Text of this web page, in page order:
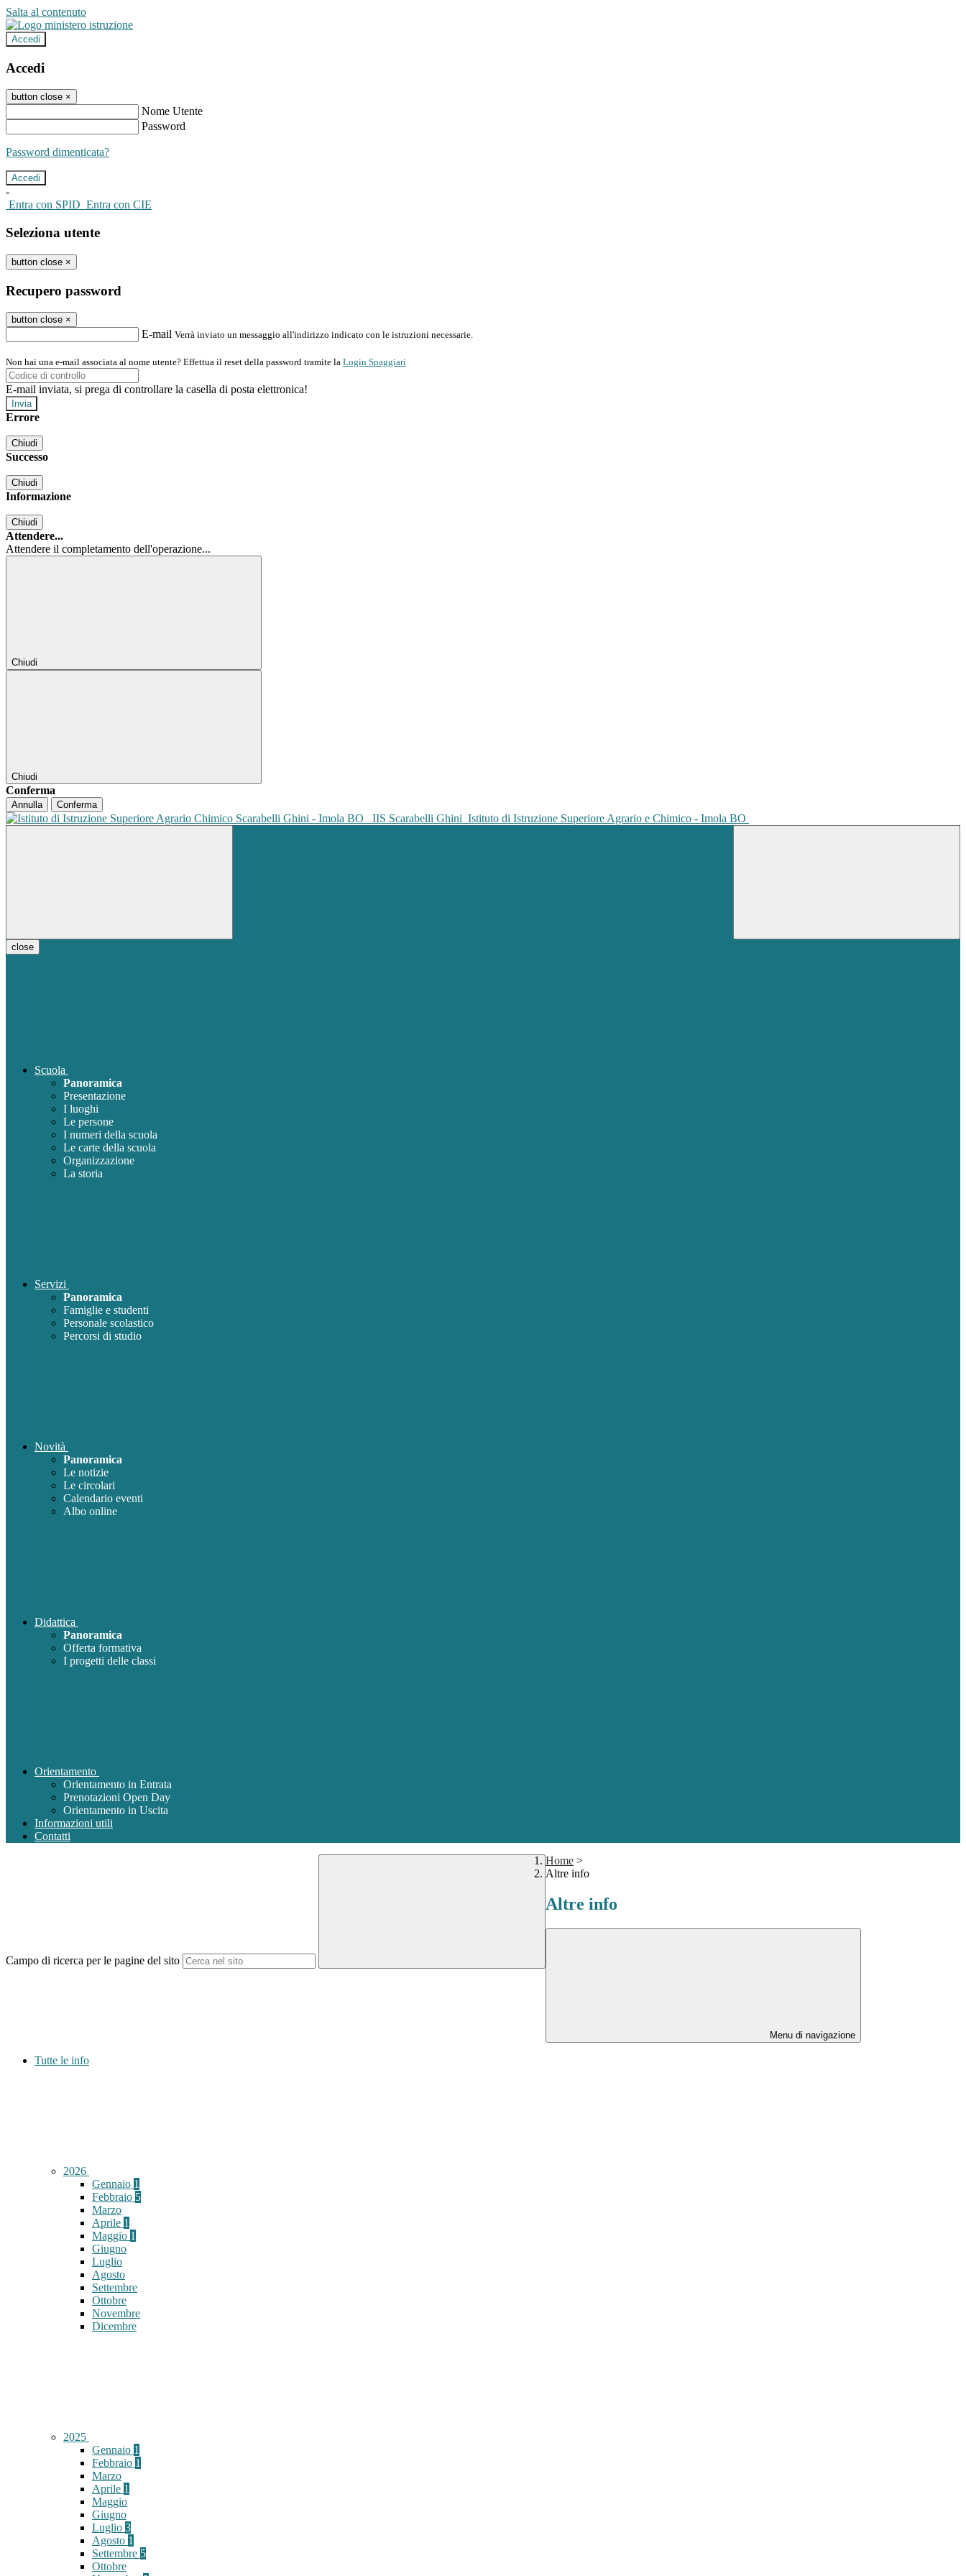
Salta al contenuto
Accedi
Accedi
button close ×
Nome Utente
Password
Password dimenticata?
-
Entra con SPID Entra con CIE
Seleziona utente
button close ×
Recupero password
button close ×
E-mail Verrà inviato un messaggio all'indirizzo indicato con le istruzioni necessarie.
Non hai una e-mail associata al nome utente? Effettua il reset della password tramite la Login Spaggiari
E-mail inviata, si prega di controllare la casella di posta elettronica!
Errore
Chiudi
Successo
Chiudi
Informazione
Chiudi
Attendere...
Attendere il completamento dell'operazione...
Chiudi
Chiudi
Conferma
Annulla Conferma
IIS Scarabelli Ghini Istituto di Istruzione Superiore Agrario e Chimico - Imola BO
close
Scuola
Panoramica
Presentazione
I luoghi
Le persone
I numeri della scuola
Le carte della scuola
Organizzazione
La storia
Servizi
Panoramica
Famiglie e studenti
Personale scolastico
Percorsi di studio
Novità
Panoramica
Le notizie
Le circolari
Calendario eventi
Albo online
Didattica
Panoramica
Offerta formativa
I progetti delle classi
Orientamento
Orientamento in Entrata
Prenotazioni Open Day
Orientamento in Uscita
Informazioni utili
Contatti
Campo di ricerca per le pagine del sito
Home >
Altre info
Altre info
Menu di navigazione
Tutte le info
2026
Gennaio 1
Febbraio 5
Marzo
Aprile 1
Maggio 1
Giugno
Luglio
Agosto
Settembre
Ottobre
Novembre
Dicembre
2025
Gennaio 1
Febbraio 1
Marzo
Aprile 1
Maggio
Giugno
Luglio 3
Agosto 1
Settembre 5
Ottobre